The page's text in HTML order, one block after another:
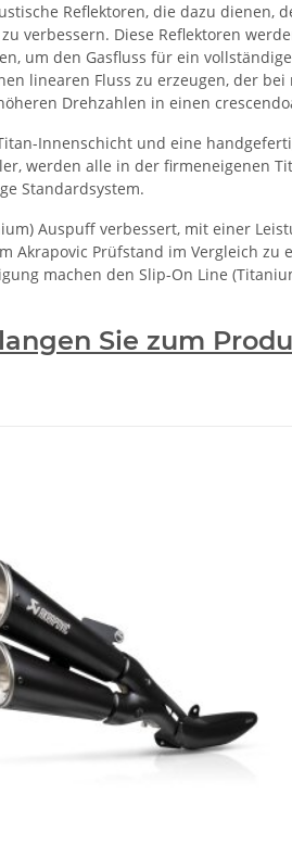
Reflektoren, die dazu dienen,
verbessern. Diese Reflektoren
um den Gasfluss für ein
linearen Fluss zu erzeugen, der
Drehzahlen in einen
Innenschicht und eine
werden alle in der firmeneigenen
Standardsystem.
Auspuff verbessert, mit einer
Akrapovic Prüfstand im Vergleich
machen den Slip-On Line
Sie zum